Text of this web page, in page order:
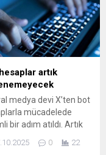
artık
medya devi X’ten bot
mücadelede
bir adım atıldı. Artık
profillerine geçmişe
yer alacak.
0 22